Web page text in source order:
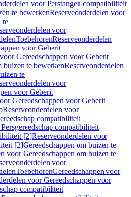
voor Perstangen compatibiliteit
te bewerkenReserveonderdelen voor
te
voor
ToebehorenReserveonderdelen
voor Geberit
Gereedschappen voor Geberit
buizen te bewerkenReserveonderdelen
te
voor
voor Geberit
Gereedschappen voor Geberit
Reserveonderdelen voor
compatibiliteit
compatibiliteit
[2]Reserveonderdelen voor
[2]Gereedschappen om buizen te
voor Gereedschappen om buizen te
voor
ToebehorenGereedschappen voor
voor Gereedschappen voor
compatibiliteit